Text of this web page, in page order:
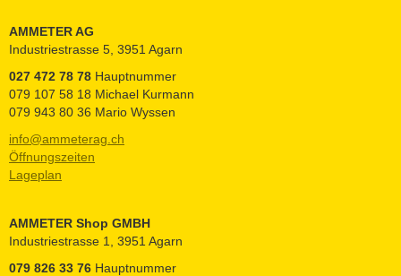
AMMETER AG
Industriestrasse 5, 3951 Agarn
027 472 78 78 Hauptnummer
079 107 58 18 Michael Kurmann
079 943 80 36 Mario Wyssen
info@ammeterag.ch
Öffnungszeiten
Lageplan
AMMETER Shop GMBH
Industriestrasse 1, 3951 Agarn
079 826 33 76 Hauptnummer